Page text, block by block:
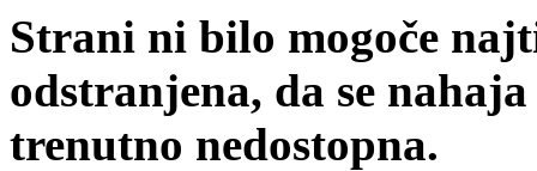
Strani ni bilo mogoče
odstranjena, da se
trenutno nedostopna.